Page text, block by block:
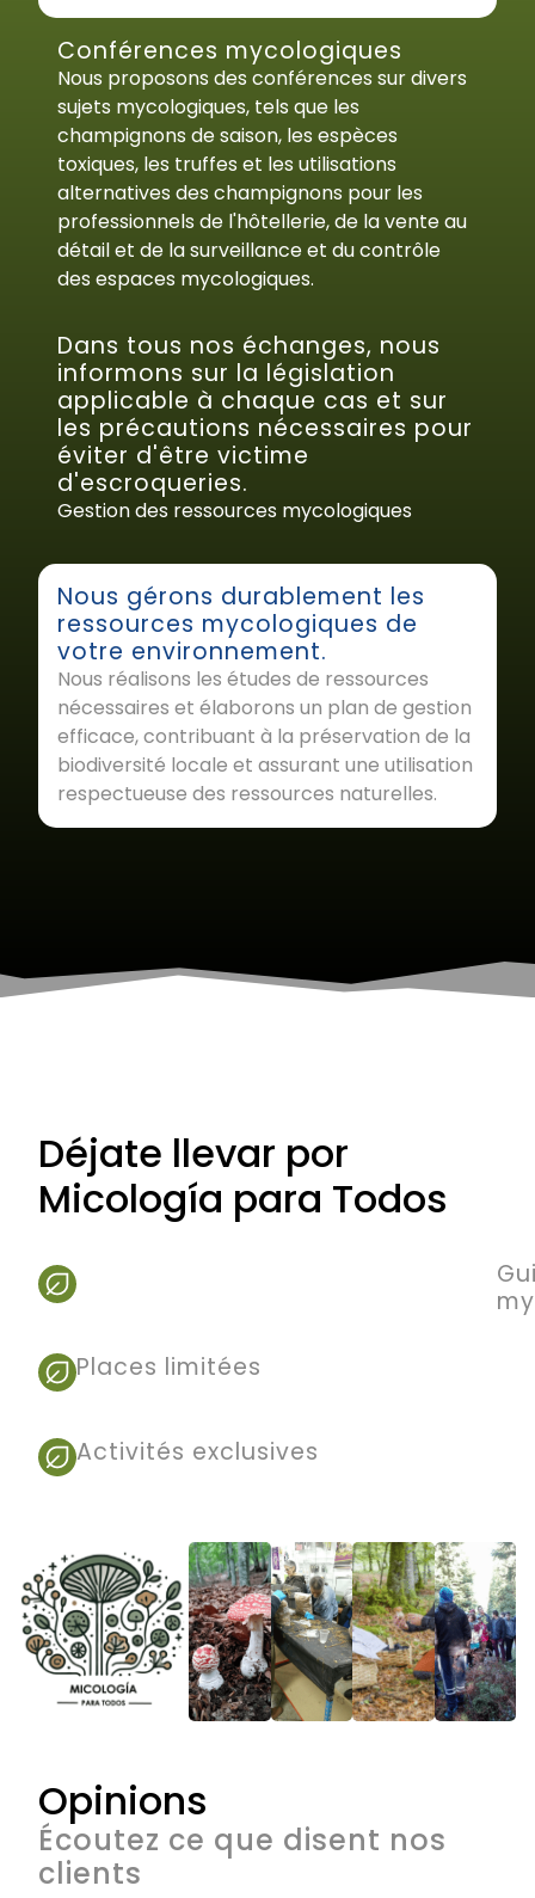
Conférences mycologiques
Nous proposons des conférences sur divers
sujets mycologiques, tels que les
champignons de saison, les espèces
toxiques, les truffes et les utilisations
alternatives des champignons pour les
professionnels de l'hôtellerie, de la vente au
détail et de la surveillance et du contrôle
des espaces mycologiques.
Dans tous nos échanges, nous
informons sur la législation
applicable à chaque cas et sur
les précautions nécessaires pour
éviter d'être victime
d'escroqueries.
Gestion des ressources mycologiques
Nous gérons durablement les
ressources mycologiques de
votre environnement.
Nous réalisons les études de ressources
nécessaires et élaborons un plan de gestion
efficace, contribuant à la préservation de la
biodiversité locale et assurant une utilisation
respectueuse des ressources naturelles.
Déjate llevar por
Micología para Todos
Places limitées
Activités exclusives
Opinions
Écoutez ce que disent nos
clients